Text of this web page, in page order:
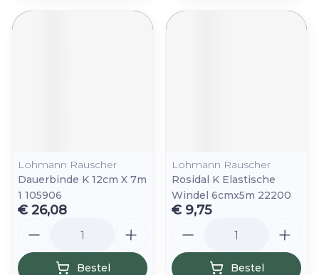
Lohmann Rauscher
Dauerbinde K 12cm X 7m
1 105906
€ 26,08
Bestel
Lohmann Rauscher
Rosidal K Elastische
Windel 6cmx5m 22200
€ 9,75
Bestel